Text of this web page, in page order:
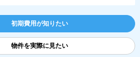
初期費用が知りたい
物件を実際に見たい